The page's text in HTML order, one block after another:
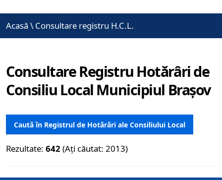
Acasă \ Consultare registru H.C.L.
Consultare Registru Hotărâri de
Consiliu Local Municipiul Brașov
Caută în Registrul de Hotărâri ale Consiliului Local
Rezultate: 642 (Ați căutat: 2013)